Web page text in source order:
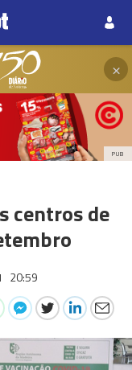
×
PUB
centros de
20:59